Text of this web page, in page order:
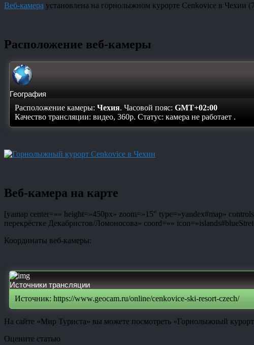
Веб-камера установлена на горнолыжном курорте Cenkovice в Чехии
Расположение веб-камеры
География
Расположение камеры: Чехия. Часовой пояс: GMT+02:00
Качество трансляции: видео, 360p. Статус: камера не работает .
Веб-камера на карте
[yamap center=»» height=»450px» zoom=»15″ type=»yandex#map»
перекрёстке Декабристов/Ломоносова» coord=»»
Координаты веб-камеры:
Источники трансляции
Источник: https://www.geocam.ru/online/cenkovice-ski-resort-czech/
На сайте «Мир Туриста» вы можете посмотреть «Горнолыжный
Оцените статью